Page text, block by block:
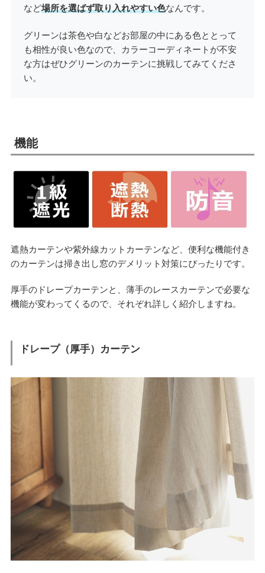
など場所を選ばず取り入れやすい色なんです。
グリーンは茶色や白などお部屋の中にある色ととって
も相性が良い色なので、カラーコーディネートが不安
な方はぜひグリーンのカーテンに挑戦してみてくださ
い。
機能
遮熱カーテンや紫外線カットカーテンなど、便利な機能付き
のカーテンは掃き出し窓のデメリット対策にぴったりです。
厚手のドレープカーテンと、薄手のレースカーテンで必要な
機能が変わってくるので、それぞれ詳しく紹介しますね。
ドレープ（厚手）カーテン